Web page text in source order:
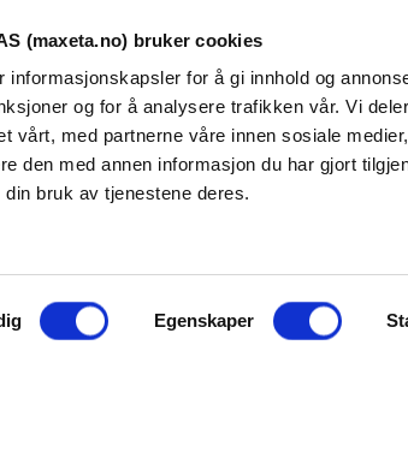
(maxeta.no) bruker cookies
informasjonskapsler for å gi innhold og
og for å analysere trafikken vår. Vi
vårt, med partnerne våre innen sosiale
den med annen informasjon du har gjort
din bruk av tjenestene deres.
Egenskaper
tekniske
Maxeta AS
Man - fre